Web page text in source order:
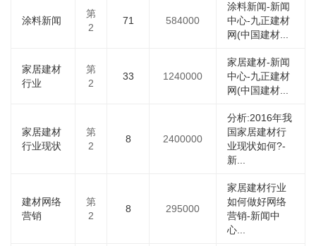
涂料新闻
第
2
71 584000
涂料新闻-新闻
中心-九正建材
网(中国建材...
家居建材
行业
第
2
33 1240000
家居建材-新闻
中心-九正建材
网(中国建材...
家居建材
行业现状
第
2
8 2400000
分析:2016年我
国家居建材行
业现状如何?-
新...
建材网络
营销
第
2
8 295000
家居建材行业
如何做好网络
营销-新闻中
心...